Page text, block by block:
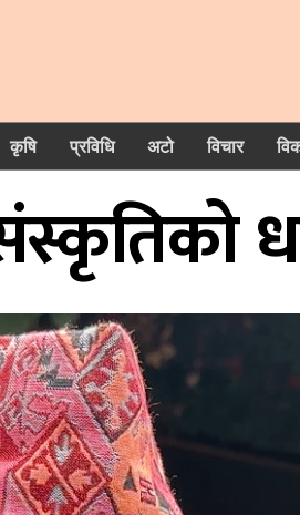
कृषि प्रविधि अटो विचार